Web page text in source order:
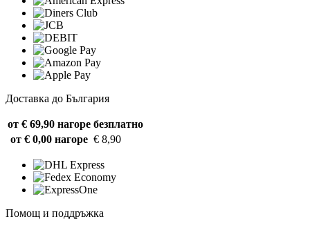
Доставка до България
от € 69,90 нагоре безплатно
от € 0,00 нагоре € 8,90
Помощ и поддръжка